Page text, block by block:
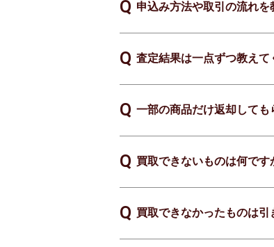
申込み方法や取引の流れを
査定結果は一点ずつ教えて
一部の商品だけ返却しても
買取できないものは何です
買取できなかったものは引